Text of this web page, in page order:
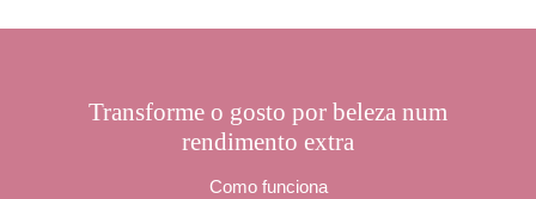
Transforme o gosto por beleza num
rendimento extra
Como funciona